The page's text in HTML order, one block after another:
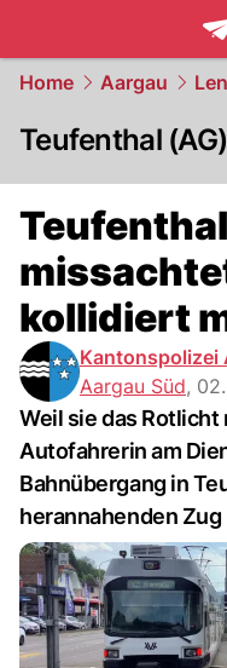
Home Aargau
Teufenthal (AG)
kollidiert
Kantonspolizei
Aargau Süd,
Weil sie das
Autofahrerin am
Bahnübergang in
herannahenden Zug